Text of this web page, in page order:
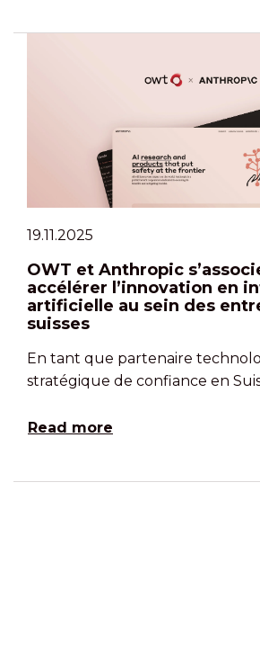
19.11.2025
OWT et Anthropic
accélérer l’innovation en
artificielle au sein des
suisses
En tant que partenaire
stratégique de confiance en
Read more